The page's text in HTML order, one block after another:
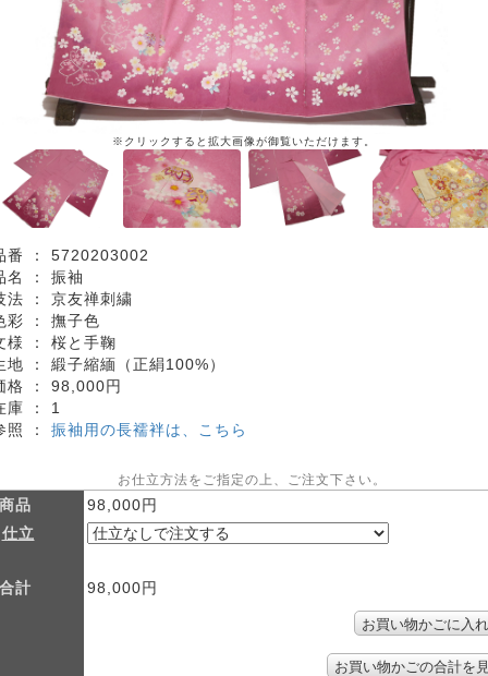
※クリックすると拡大画像が御覧いただけます。
番 ： 5720203002
名 ： 振袖
法 ： 京友禅刺繍
彩 ： 撫子色
様 ： 桜と手鞠
地 ： 緞子縮緬（正絹100%）
格 ： 98,000円
庫 ： 1
照 ： 振袖用の長襦袢は、こちら
お仕立方法をご指定の上、ご注文下さい。
品
98,000円
仕立
計 98,000円